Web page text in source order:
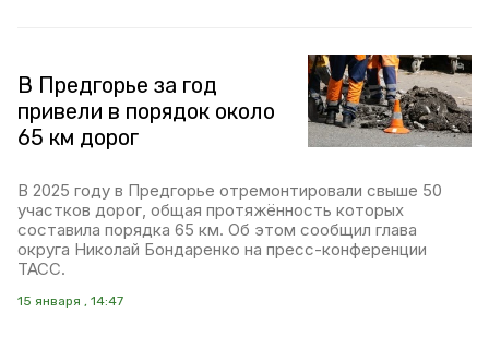
В Предгорье за год
привели в порядок около
65 км дорог
В 2025 году в Предгорье отремонтировали свыше 50
участков дорог, общая протяжённость которых
составила порядка 65 км. Об этом сообщил глава
округа Николай Бондаренко на пресс-конференции
ТАСС.
15 января , 14:47